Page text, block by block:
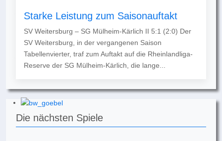
Starke Leistung zum Saisonauftakt
SV Weitersburg – SG Mülheim-Kärlich II 5:1 (2:0) Der
SV Weitersburg, in der vergangenen Saison
Tabellenvierter, traf zum Auftakt auf die Rheinlandliga-
Reserve der SG Mülheim-Kärlich, die lange...
Die nächsten Spiele